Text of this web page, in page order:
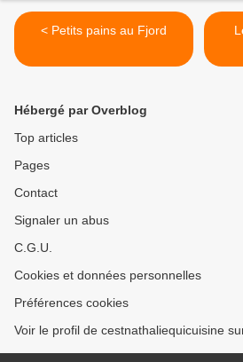
< Petits pains au Fjord
Hébergé par Overblog
Top articles
Pages
Contact
Signaler un abus
C.G.U.
Cookies et données personnelles
Préférences cookies
Voir le profil de cestnathaliequicuisine